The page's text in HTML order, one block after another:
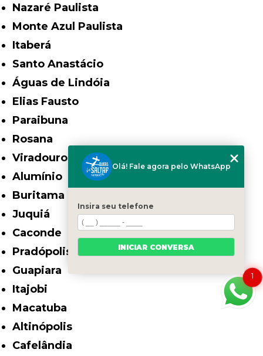
Nazaré Paulista
Monte Azul Paulista
Itaberá
Santo Anastácio
Águas de Lindóia
Elias Fausto
Paraibuna
Rosana
Viradouro
Alumínio
Buritama
Juquiá
Caconde
Pradópolis
Guapiara
Itajobi
Macatuba
Altinópolis
Cafelândia
1
Olá! Fale agora pelo WhatsApp
Insira seu telefone
INICIAR CONVERSA